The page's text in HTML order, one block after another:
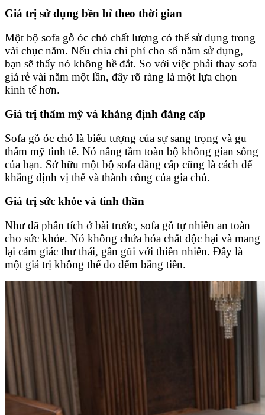
Giá trị sử dụng bền bỉ theo thời gian
Một bộ sofa gỗ óc chó chất lượng có thể sử dụng trong
vài chục năm. Nếu chia chi phí cho số năm sử dụng,
bạn sẽ thấy nó không hề đắt. So với việc phải thay sofa
giá rẻ vài năm một lần, đây rõ ràng là một lựa chọn
kinh tế hơn.
Giá trị thẩm mỹ và khẳng định đẳng cấp
Sofa gỗ óc chó là biểu tượng của sự sang trọng và gu
thẩm mỹ tinh tế. Nó nâng tầm toàn bộ không gian sống
của bạn. Sở hữu một bộ sofa đẳng cấp cũng là cách để
khẳng định vị thế và thành công của gia chủ.
Giá trị sức khỏe và tinh thần
Như đã phân tích ở bài trước, sofa gỗ tự nhiên an toàn
cho sức khỏe. Nó không chứa hóa chất độc hại và mang
lại cảm giác thư thái, gần gũi với thiên nhiên. Đây là
một giá trị không thể đo đếm bằng tiền.